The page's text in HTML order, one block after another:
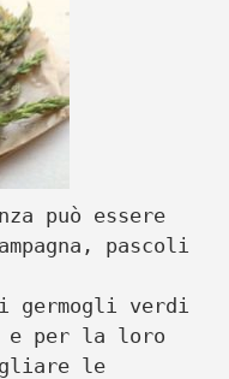
può essere
pascoli
verdi
e per la loro
le